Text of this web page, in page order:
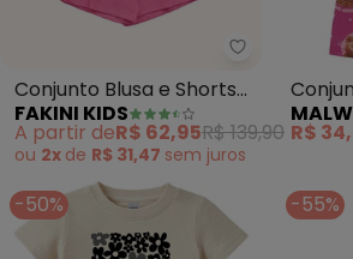
Fakini Kids
Conjunto Blusa e Shorts
(Bege)
FAKINI KIDS
A partir deR$ 62,95R$ 139,90
ou 2x de R$ 31,47 sem juros
R$
-50% -55%